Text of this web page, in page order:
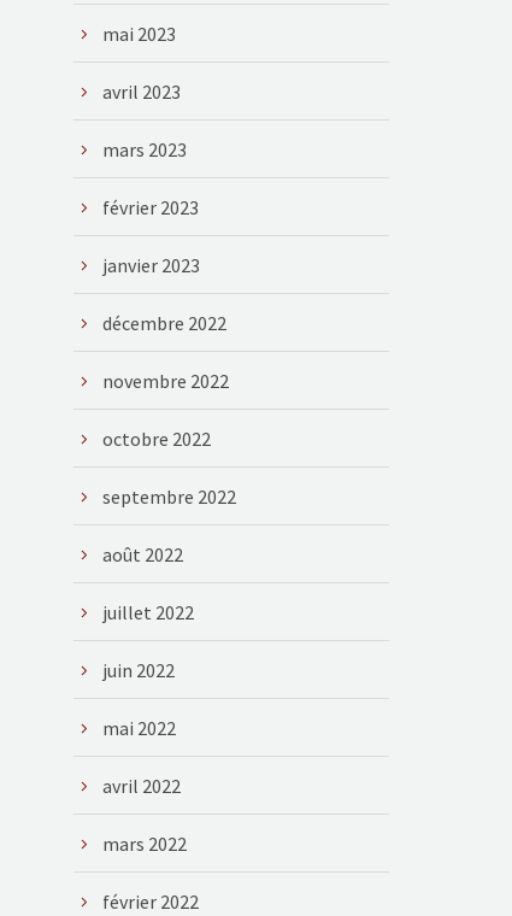
mai 2023
avril 2023
mars 2023
février 2023
janvier 2023
décembre 2022
novembre 2022
octobre 2022
septembre 2022
août 2022
juillet 2022
juin 2022
mai 2022
avril 2022
mars 2022
février 2022